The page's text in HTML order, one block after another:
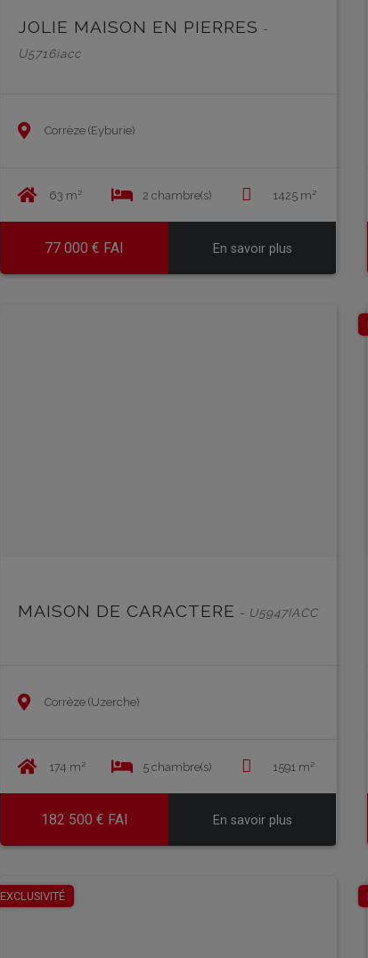
JOLIE MAISON EN PIERRES -
U5716iacc
Corrèze (Eyburie)
63 m² 2 chambre(s) 1425 m²
77 000 € FAI En savoir plus
MAISON DE CARACTERE - U5947IACC
Corrèze (Uzerche)
174 m² 5 chambre(s) 1591 m²
182 500 € FAI En savoir plus
EN SAVOIR PLUS
EXCLUSIVITÉ